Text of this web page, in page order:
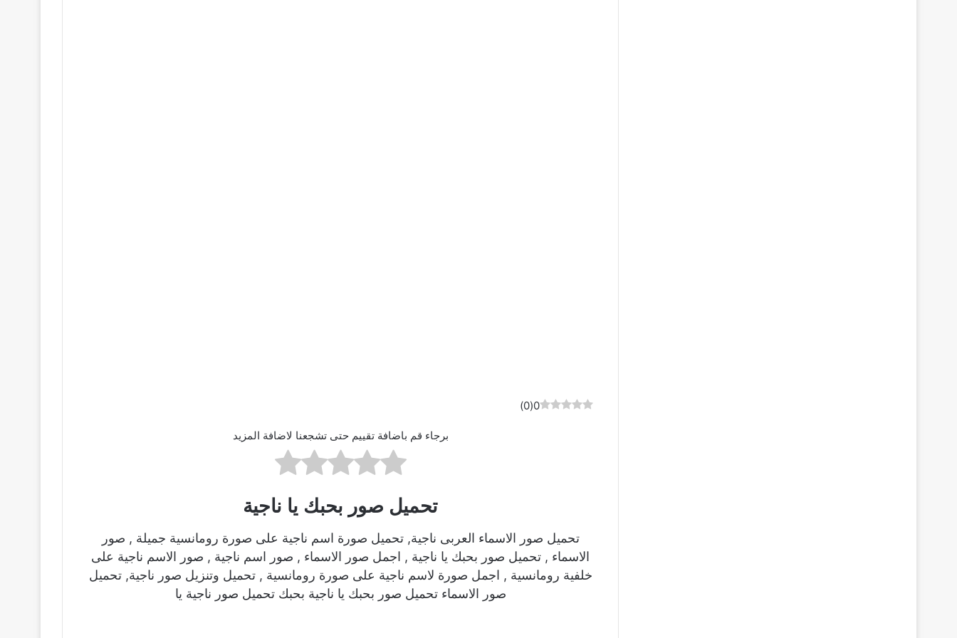
0
(
0
)
برجاء قم باضافة تقييم حتى تشجعنا لاضافة المزيد
تحميل صور بحبك يا ناجية
تحميل صور الاسماء العربى ناجية, تحميل صورة اسم ناجية على صورة رومانسية جميلة , صور
الاسماء , تحميل صور بحبك يا ناجية , اجمل صور الاسماء , صور اسم ناجية , صور الاسم ناجية على
خلفية رومانسية , اجمل صورة لاسم ناجية على صورة رومانسية , تحميل وتنزيل صور ناجية, تحميل
صور الاسماء تحميل صور بحبك يا ناجية بحبك تحميل صور ناجية يا